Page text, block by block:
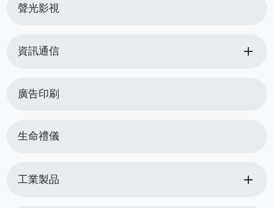
聲光影視
資訊通信 add
廣告印刷
生命禮儀
工業製品 add